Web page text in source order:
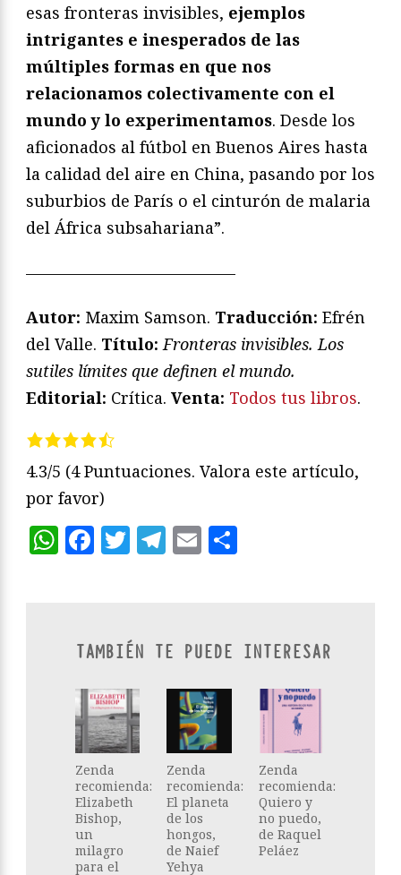
esas fronteras invisibles, ejemplos
intrigantes e inesperados de las
múltiples formas en que nos
relacionamos colectivamente con el
mundo y lo experimentamos. Desde los
aficionados al fútbol en Buenos Aires hasta
la calidad del aire en China, pasando por los
suburbios de París o el cinturón de malaria
del África subsahariana”.
—————————————
Autor: Maxim Samson. Traducción: Efrén
del Valle. Título: Fronteras invisibles. Los
sutiles límites que definen el mundo.
Editorial: Crítica. Venta: Todos tus libros.
4.3/5 (4 Puntuaciones. Valora este artículo,
por favor)
WhatsApp
Facebook
Twitter
Telegram
Email
TAMBIÉN TE PUEDE INTERESAR
Zenda
recomienda:
Elizabeth
Bishop,
un
milagro
para el
Zenda
recomienda:
El planeta
de los
hongos,
de Naief
Yehya
Zenda
recomienda:
Quiero y
no puedo,
de Raquel
Peláez